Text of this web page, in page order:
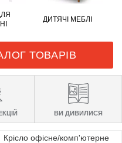
ДИТЯЧІ МЕБЛІ
ВИ ДИВИЛИСЯ
Крісло офісне/комп'ютерне